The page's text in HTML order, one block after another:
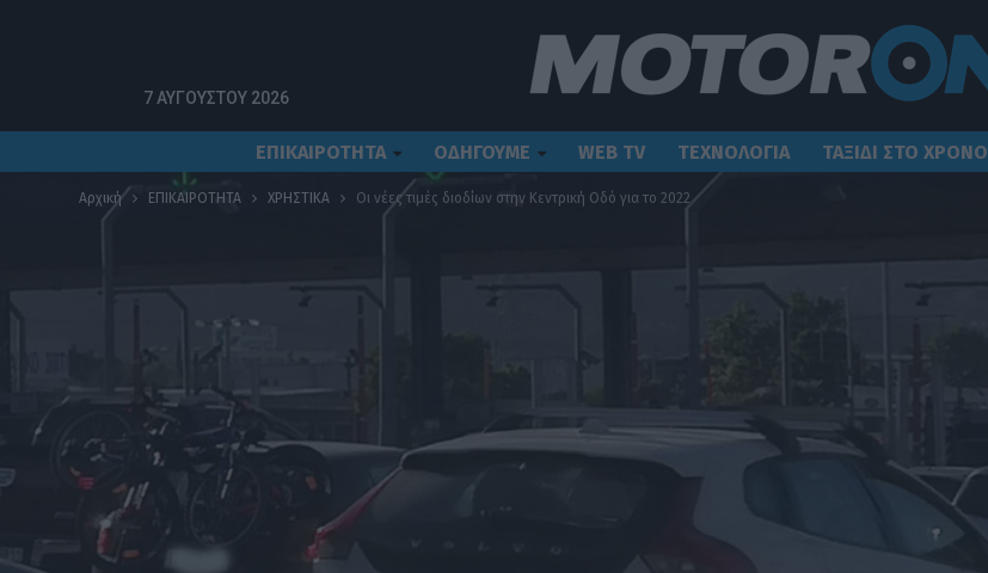
7 ΑΥΓΟΎΣΤΟΥ 2026
ΕΠΙΚΑΙΡΟΤΗΤΑ ΟΔΗΓΟΥΜΕ WEB TV ΤΕΧΝΟΛΟΓΙΑ ΤΑΞΙΔΙ ΣΤΟ ΧΡΟΝΟ
Αρχική ΕΠΙΚΑΙΡΟΤΗΤΑ ΧΡΗΣΤΙΚΑ Οι νέες τιμές διοδίων στην Κεντρική Οδό για το 2022